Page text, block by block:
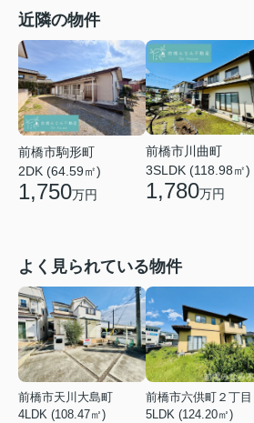
近隣の物件
前橋市駒形町
2DK (64.59㎡)
1,750万円
前橋市川曲町
3SLDK (118.98㎡)
1,780万円
よく見られている物件
前橋市天川大島町
4LDK (108.47㎡)
前橋市六供町２丁目
5LDK (124.20㎡)